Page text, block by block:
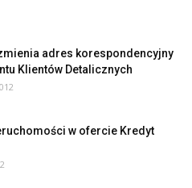
zmienia adres korespondencyjny
Klientów Detalicznych
w ofercie Kredyt